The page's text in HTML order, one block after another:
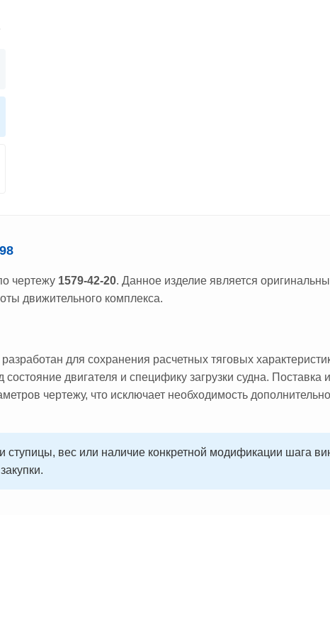
чертежу 1579-42-20. Данное изделие является
движительного комплекса.
для сохранения расчетных тяговых
двигателя и специфику загрузки судна. Поставка
чертежу, что исключает необходимость
ступицы, вес или наличие конкретной модификации шага